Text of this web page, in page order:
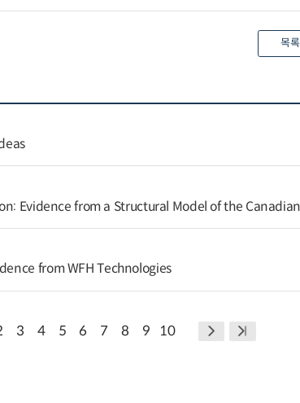
목
Evidence from a Structural Model of the
from WFH Technologies
3 4 5 6 7 8 9 10